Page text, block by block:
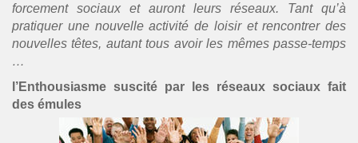
forcement sociaux et auront leurs réseaux. Tant qu’à
pratiquer une nouvelle activité de loisir et rencontrer des
nouvelles têtes, autant tous avoir les mêmes passe-temps
…
l’Enthousiasme suscité par les réseaux sociaux fait
des émules